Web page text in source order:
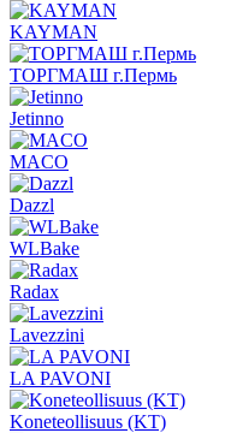
KAYMAN
ТОРГМАШ г.Пермь
Jetinno
MACO
Dazzl
WLBake
Radax
Lavezzini
LA PAVONI
Koneteollisuus (KT)